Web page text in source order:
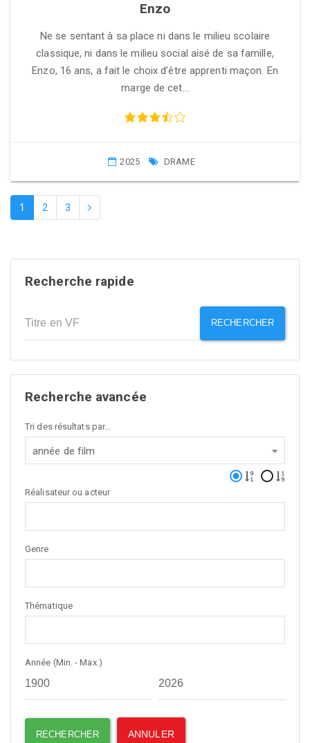
Enzo
Ne se sentant à sa place ni dans le milieu scolaire
classique, ni dans le milieu social aisé de sa famille,
Enzo, 16 ans, a fait le choix d’être apprenti maçon. En
marge de cet…
2025 DRAME
1 2 3
Recherche rapide
RECHERCHER
Recherche avancée
Tri des résultats par...
année de film
Réalisateur ou acteur
Genre
Thématique
Année (Min. - Max.)